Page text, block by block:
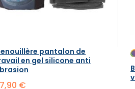
pantalon de
en gel silicone​ anti
€